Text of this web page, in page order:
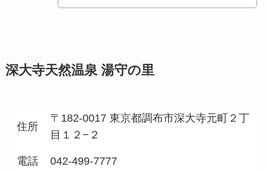
深大寺天然温泉 湯守の里
住所
〒182-0017 東京都調布市深大寺元町２丁
目１２−２
電話 042-499-7777